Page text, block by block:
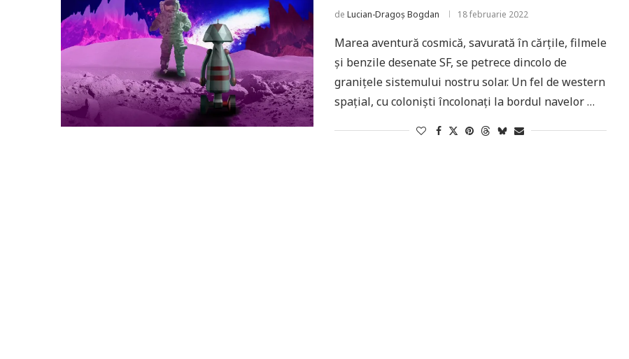
de Lucian-Dragoș Bogdan 18 februarie 2022
Marea aventură cosmică, savurată în cărțile, filmele
și benzile desenate SF, se petrece dincolo de
granițele sistemului nostru solar. Un fel de western
spațial, cu coloniști încolonați la bordul navelor …